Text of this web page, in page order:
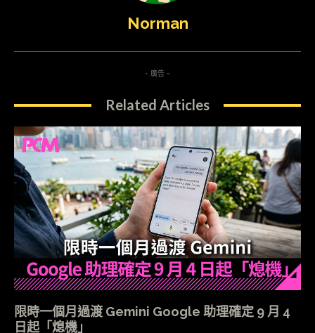
Norman
- 廣告 -
Related Articles
限時一個月過渡 Gemini Google 助理確定 9 月 4
日起「熄機」